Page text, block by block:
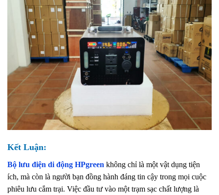
Kết Luận:
Bộ lưu điện di động HPgreen không chỉ là một vật dụng tiện
ích, mà còn là người bạn đồng hành đáng tin cậy trong mọi cuộc
phiêu lưu cắm trại. Việc đầu tư vào một trạm sạc chất lượng là